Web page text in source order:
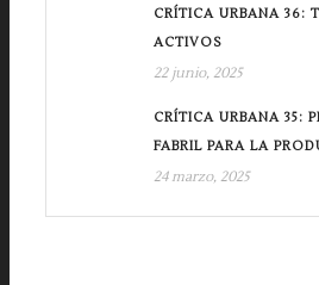
CRÍTICA URBANA 36:
ACTIVOS
22 junio, 2025
CRÍTICA URBANA 35:
FABRIL PARA LA
24 marzo, 2025